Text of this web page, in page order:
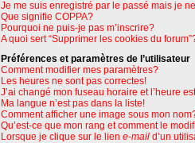
Je me suis enregistré par le passé mais je
Que signifie COPPA?
Pourquoi ne puis-je pas m’inscrire?
A quoi sert “Supprimer les cookies du
Préférences et paramètres de l’utilisateur
Comment modifier mes paramètres?
Les heures ne sont pas correctes!
J’ai changé mon fuseau horaire et l’heure
Ma langue n’est pas dans la liste!
Comment afficher une image sous mon
Qu’est-ce que mon rang et comment le
Lorsque je clique sur le lien e-mail d’un